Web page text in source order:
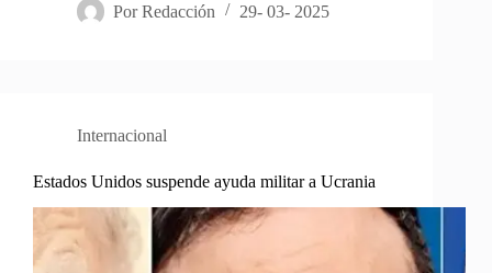
Por Redacción 29- 03- 2025
Internacional
Estados Unidos suspende ayuda militar a Ucrania